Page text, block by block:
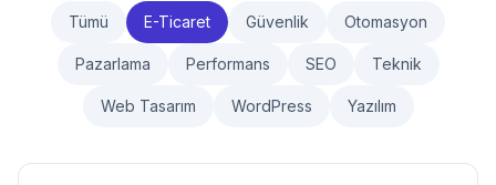
Tümü E-Ticaret Güvenlik Otomasyon
Pazarlama Performans SEO Teknik
Web Tasarım WordPress Yazılım